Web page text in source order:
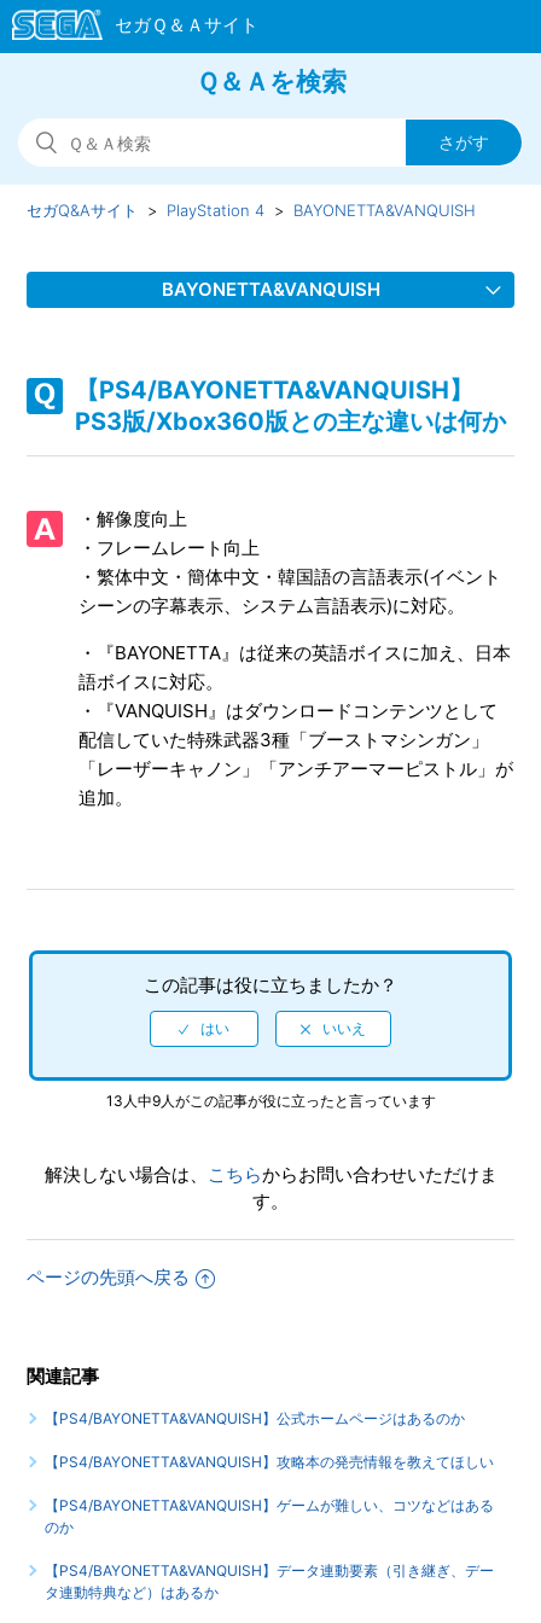
Ｑ＆Ａを検索
セガQ&Aサイト PlayStation 4 BAYONETTA&VANQUISH
BAYONETTA&VANQUISH
ル）はどこかで見れるか
【PS4/BAYONETTA&VANQUISH】ゲームが難しい、コツな
【PS4/BAYONETTA&VANQUISH】PS3版/Xbox360版との
主な違いは何か
【PS4/BAYONETTA&VANQUISH】データ連動要素（引き継
【PS4/BAYONETTA&VANQUISH】DL版（ダウンロード版）
ソフト本体の容量はいくつなのか
【PS4/BAYONETTA&VANQUISH】公式ホームページはある
【PS4/BAYONETTA&VANQUISH】
PS3版/Xbox360版との主な違いは何か
・解像度向上
・フレームレート向上
・繁体中文・簡体中文・韓国語の言語表示(イベント
シーンの字幕表示、システム言語表示)に対応。
・『BAYONETTA』は従来の英語ボイスに加え、日本
語ボイスに対応。
・『VANQUISH』はダウンロードコンテンツとして
配信していた特殊武器3種「ブーストマシンガン」
「レーザーキャノン」「アンチアーマーピストル」が
追加。
この記事は役に立ちましたか？
13人中9人がこの記事が役に立ったと言っています
解決しない場合は、 こちらからお問い合わせいただけま
す。
ページの先頭へ戻る
関連記事
【PS4/BAYONETTA&VANQUISH】公式ホームページはあるのか
【PS4/BAYONETTA&VANQUISH】攻略本の発売情報を教えてほしい
【PS4/BAYONETTA&VANQUISH】ゲームが難しい、コツなどはある
のか
【PS4/BAYONETTA&VANQUISH】データ連動要素（引き継ぎ、デー
タ連動特典など）はあるか